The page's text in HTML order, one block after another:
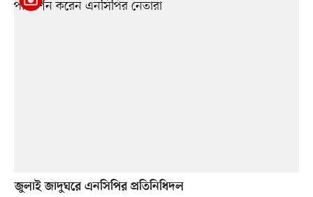
জুলাই জাদুঘরে এনসিপির প্রতিনিধিদল